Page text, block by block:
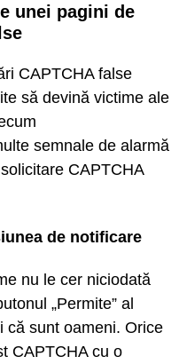
unei pagini de
CAPTCHA false
să devină victime ale
semnale de alarmă
CAPTCHA
de notificare
nu le cer niciodată
„Permite” al
că sunt oameni. Orice
CAPTCHA cu o